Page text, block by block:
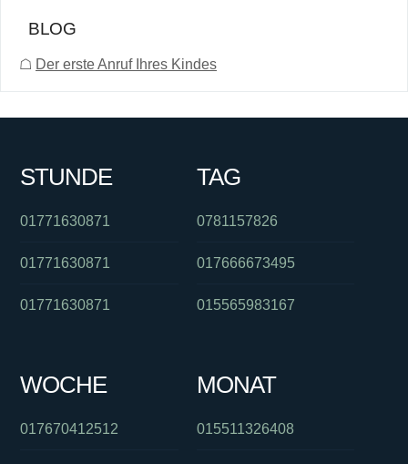
BLOG
☖ Der erste Anruf Ihres Kindes
STUNDE
01771630871
01771630871
01771630871
TAG
0781157826
017666673495
015565983167
WOCHE
017670412512
MONAT
015511326408